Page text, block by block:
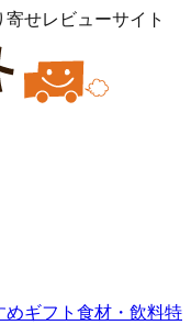
せレビューサイト
めギフト 食材・飲料特